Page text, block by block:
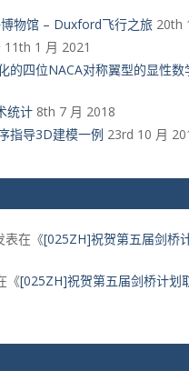
物馆 – Duxford飞行之旅 20th
11th 1 月 2021
的四位NACA对称翼型的显性数
统计 8th 7 月 2018
指导3D建模一例 23rd 10 月
表在《[025ZH]祝贺第五届剑桥
《[025ZH]祝贺第五届剑桥计划